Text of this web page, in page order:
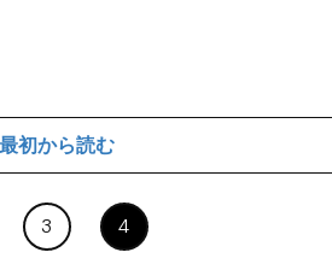
初から読む
3 4